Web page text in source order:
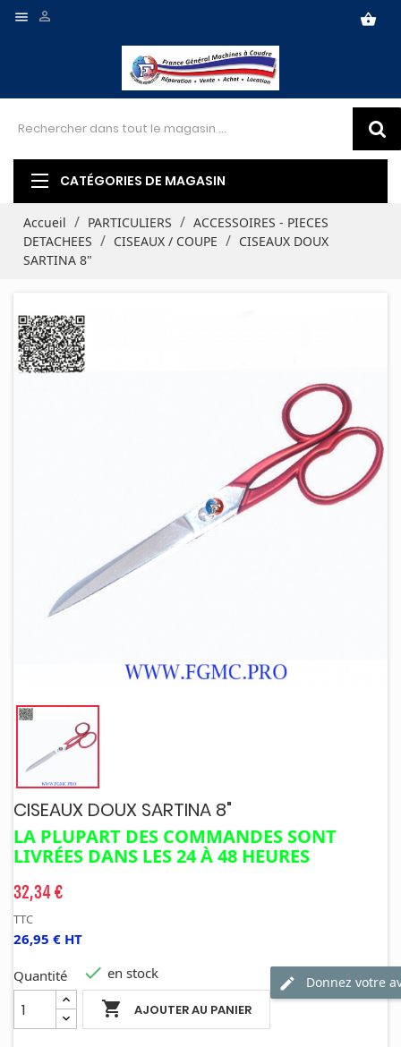
 shopping_basket

CATÉGORIES DE MAGASIN
Accueil PARTICULIERS
ACCESSOIRES - PIECES
DETACHEES
CISEAUX / COUPE
CISEAUX DOUX
SARTINA 8"
CISEAUX DOUX SARTINA 8"
LA PLUPART DES COMMANDES SONT
LIVRÉES DANS LES 24 À 48 HEURES
32,34 €
TTC
26,95 € HT
Quantité
 AJOUTER AU PANIER
 en stock
Donnez votre